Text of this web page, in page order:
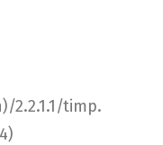
2.2.1.1/timp.​